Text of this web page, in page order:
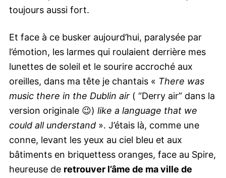
toujours aussi fort.
Et face à ce busker aujourd’hui, paralysée par
l’émotion, les larmes qui roulaient derrière mes
lunettes de soleil et le sourire accroché aux
oreilles, dans ma tête je chantais « There was
music there in the Dublin air ( “Derry air” dans la
version originale 😉) like a language that we
could all understand ». J’étais là, comme une
conne, levant les yeux au ciel bleu et aux
bâtiments en briquettess oranges, face au Spire,
heureuse de retrouver l’âme de ma ville de